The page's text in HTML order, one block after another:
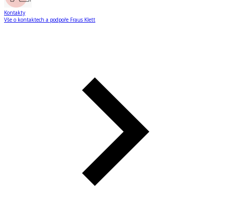
Kontakty
Vše o kontaktech a podpoře Fraus Klett